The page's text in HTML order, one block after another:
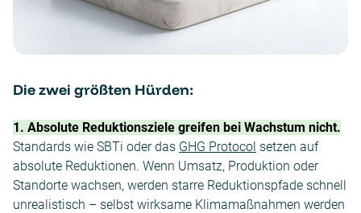
Die zwei größten Hürden:
1. Absolute Reduktionsziele greifen bei Wachstum nicht.
Standards wie SBTi oder das GHG Protocol setzen auf
absolute Reduktionen. Wenn Umsatz, Produktion oder
Standorte wachsen, werden starre Reduktionspfade schnell
unrealistisch – selbst wirksame Klimamaßnahmen werden